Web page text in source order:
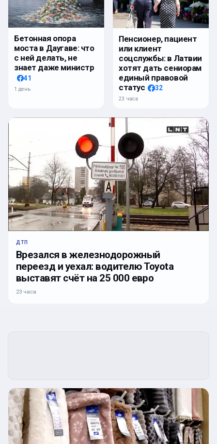
Бетонная опора
моста в Даугаве: что
с ней делать, не
знает даже министр
41
1 день
Пенсионер, пациент
или клиент
соцслужбы: в Латвии
хотят дать сениорам
единый правовой
статус
32
23 часа
ДТП
Врезался в железнодорожный
переезд и уехал: водителю Toyota
выставят счёт на 25 000 евро
23 часа